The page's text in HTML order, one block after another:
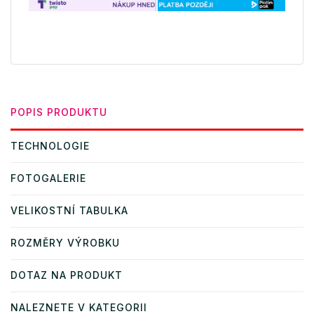
POPIS PRODUKTU
TECHNOLOGIE
FOTOGALERIE
VELIKOSTNÍ TABULKA
ROZMĚRY VÝROBKU
DOTAZ NA PRODUKT
NALEZNETE V KATEGORII